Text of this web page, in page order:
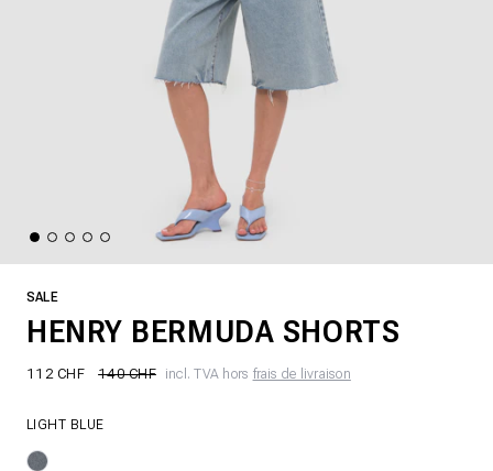
SALE
HENRY BERMUDA SHORTS
112 CHF 140 CHF incl. TVA hors frais de livraison
LIGHT BLUE